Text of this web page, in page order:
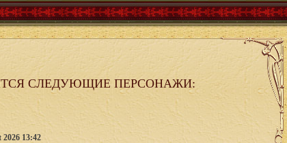
СЛЕДУЮЩИЕ ПЕРСОНАЖИ:
13:42